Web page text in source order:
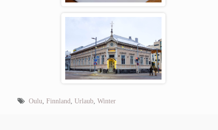
Oulu, Finnland, Urlaub, Winter